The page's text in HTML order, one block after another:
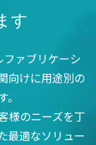
す
ァブリケーシ
向けに用途別の
様のニーズを丁
最適なソリュー